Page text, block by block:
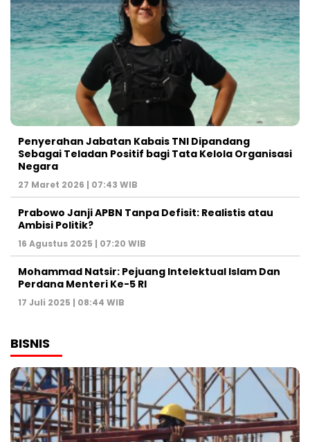
Penyerahan Jabatan Kabais TNI Dipandang
Sebagai Teladan Positif bagi Tata Kelola Organisasi
Negara
27 Maret 2026 | 07:43 WIB
Prabowo Janji APBN Tanpa Defisit: Realistis atau
Ambisi Politik?
16 Agustus 2025 | 07:20 WIB
Mohammad Natsir: Pejuang Intelektual Islam Dan
Perdana Menteri Ke-5 RI
17 Juli 2025 | 08:44 WIB
BISNIS